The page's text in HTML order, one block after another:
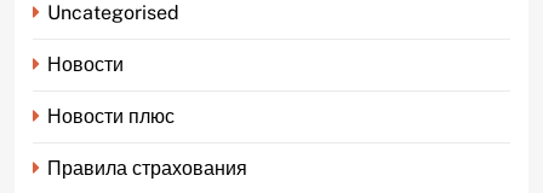
Uncategorised
Новости
Новости плюс
Правила страхования